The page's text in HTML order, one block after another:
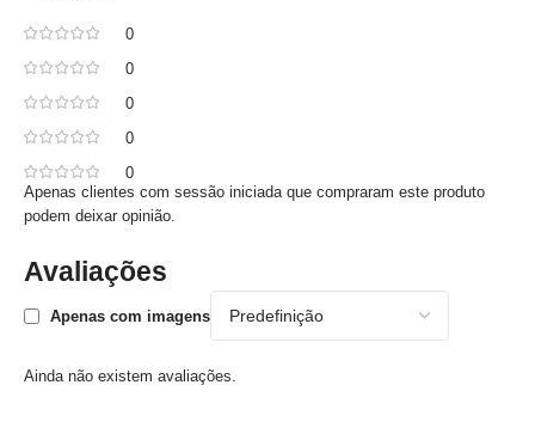
0
0
0
0
0
Avaliações
Apenas com imagens
Ainda não existem avaliações.
Apenas clientes com sessão iniciada que compraram este produto
podem deixar opinião.